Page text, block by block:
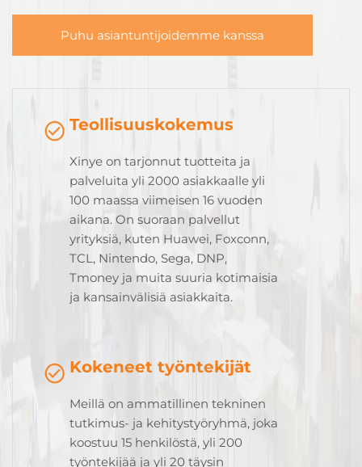
Puhu asiantuntijoidemme kanssa
Teollisuuskokemus
Xinye on tarjonnut tuotteita ja
palveluita yli 2000 asiakkaalle yli
100 maassa viimeisen 16 vuoden
aikana. On suoraan palvellut
yrityksiä, kuten Huawei, Foxconn,
TCL, Nintendo, Sega, DNP,
Tmoney ja muita suuria kotimaisia
ja kansainvälisiä asiakkaita.
Kokeneet työntekijät
Meillä on ammatillinen tekninen
tutkimus- ja kehitystyöryhmä, joka
koostuu 15 henkilöstä, yli 200
työntekijää ja yli 20 täysin